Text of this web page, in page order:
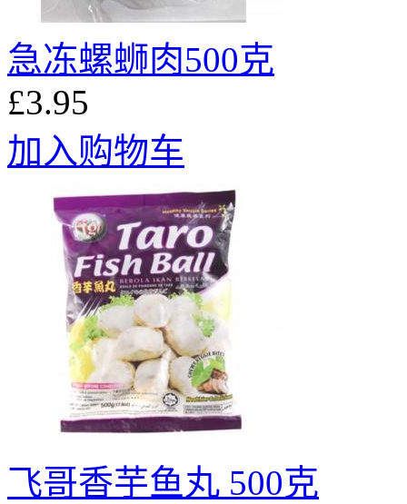
急冻螺蛳肉500克
£3.95
加入购物车
飞哥香芋鱼丸 500克